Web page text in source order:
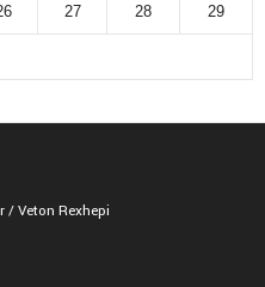
27 28 29
/ Veton Rexhepi